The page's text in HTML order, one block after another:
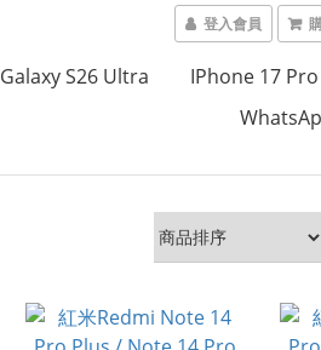
登入會員
Galaxy S26 Ultra IPhone 17